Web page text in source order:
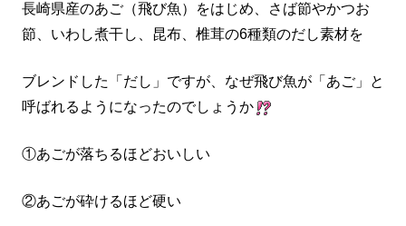
長崎県産のあご（飛び魚）をはじめ、さば節やかつお
節、いわし煮干し、昆布、椎茸の6種類のだし素材を
ブレンドした「だし」ですが、なぜ飛び魚が「あご」と
呼ばれるようになったのでしょうか
①あごが落ちるほどおいしい
②あごが砕けるほど硬い